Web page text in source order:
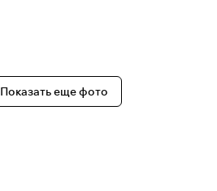
Показать еще фото